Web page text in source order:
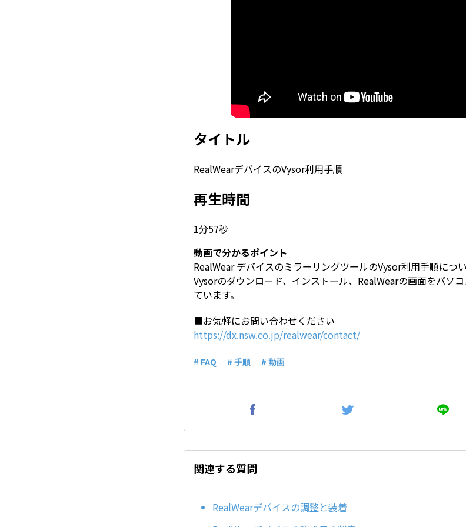
タイトル
RealWearデバイスのVysor利用手順
再生時間
1分57秒
動画で分かるポイント
RealWear デバイスのミラーリングツールのVysor利用手順につ
Vysorのダウンロード、インストール、RealWearの画面をパソ
ています。
■お気軽にお問い合わせください
https://dx.nsw.co.jp/realwear/contact/
# FAQ # 手順 # 動画
関連する質問
RealWearデバイスの調整と装着